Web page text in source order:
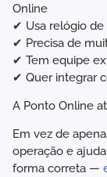
Online
✔ Usa relógio
✔ Precisa de
✔ Tem equipe
✔ Quer integrar
A Ponto Online
Em vez de
operação e
forma correta —